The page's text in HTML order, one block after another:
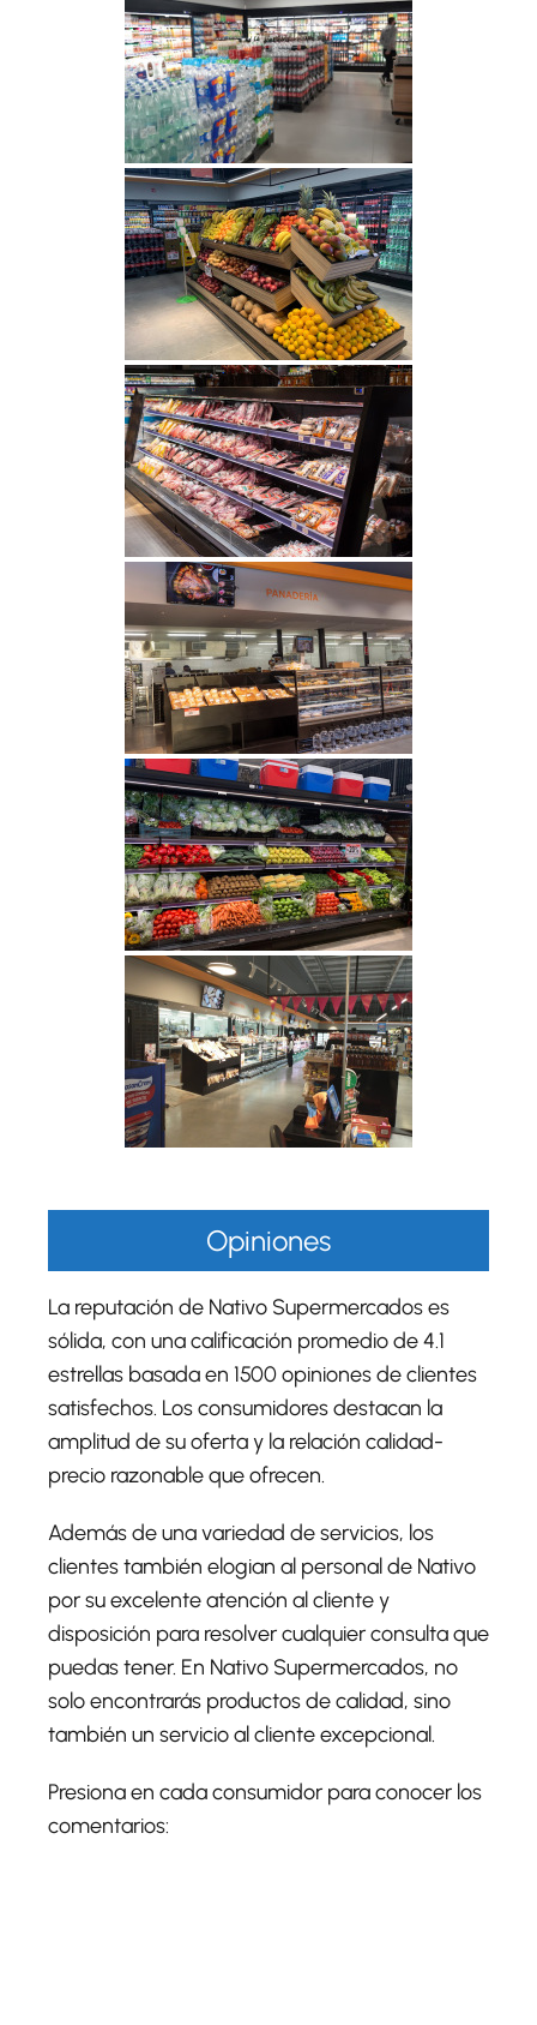
Opiniones
La reputación de Nativo Supermercados es
sólida, con una calificación promedio de 4.1
estrellas basada en 1500 opiniones de clientes
satisfechos. Los consumidores destacan la
amplitud de su oferta y la relación calidad-
precio razonable que ofrecen.
Además de una variedad de servicios, los
clientes también elogian al personal de Nativo
por su excelente atención al cliente y
disposición para resolver cualquier consulta que
puedas tener. En Nativo Supermercados, no
solo encontrarás productos de calidad, sino
también un servicio al cliente excepcional.
Presiona en cada consumidor para conocer los
comentarios: